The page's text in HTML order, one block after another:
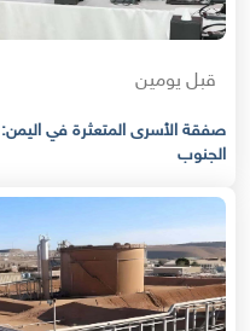
قبل يومين
صفقة الأسرى المتعثرة في
الجنوب